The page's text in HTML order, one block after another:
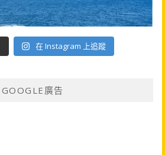
在 Instagram 上追蹤
GOOGLE廣告